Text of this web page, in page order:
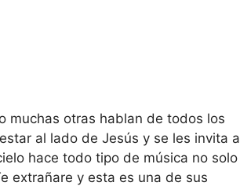
muchas otras hablan de todos los
al lado de Jesús y se les invita a
hace todo tipo de música no solo
extrañare y esta es una de sus